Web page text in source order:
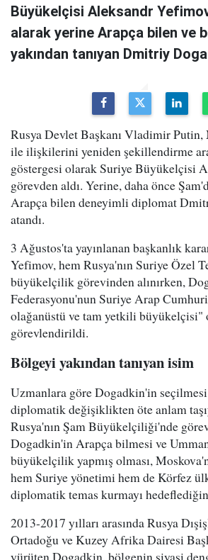
Büyükelçisi Aleksandr
alarak yerine Arapça bilen ve
yakından tanıyan Dmitriy
Rusya Devlet Başkanı Vladimir Putin,
ile ilişkilerini yeniden şekillendirme
göstergesi olarak Suriye Büyükelçisi
görevden aldı. Yerine, daha önce
Arapça bilen deneyimli diplomat
atandı.
3 Ağustos'ta yayınlanan başkanlık
Yefimov, hem Rusya'nın Suriye Özel
büyükelçilik görevinden alınırken,
Federasyonu'nun Suriye Arap
olağanüstü ve tam yetkili büyükelçisi"
görevlendirildi.
Bölgeyi yakından tanıyan isim
Uzmanlara göre Dogadkin'in seçilmesi
diplomatik değişiklikten öte anlam
Rusya'nın Şam Büyükelçiliği'nde
Dogadkin'in Arapça bilmesi ve
büyükelçilik yapmış olması,
hem Suriye yönetimi hem de Körfez
diplomatik temas kurmayı
2013-2017 yılları arasında Rusya
Ortadoğu ve Kuzey Afrika Dairesi
yürüten Dogadkin, bölgenin siyasi